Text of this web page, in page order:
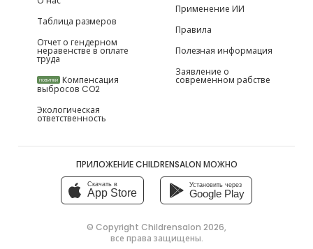
Таблица размеров
Отчет о гендерном
неравенстве в оплате
труда
НОВИНКИ Компенсация
выбросов CO2
Экологическая
ответственность
Применение ИИ
Правила
Полезная информация
Заявление о
современном рабстве
ПРИЛОЖЕНИЕ CHILDRENSALON МОЖНО
Скачать в
App Store
Установить через
Google Play
© Copyright Childrensalon 2026,
все права защищены.